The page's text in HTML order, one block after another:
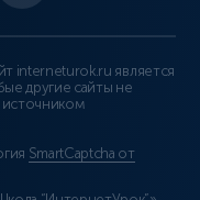
interneturok.ru является
другие сайты не
SmartCaptcha от